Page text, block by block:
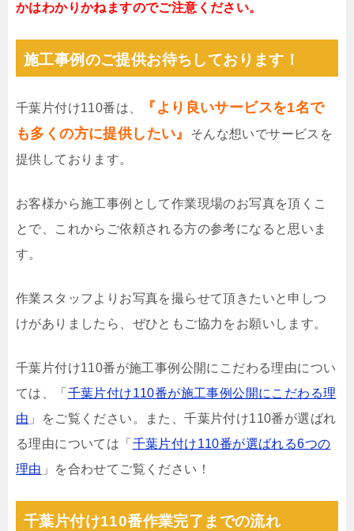
かはわかりかねますのでご注意ください。
施工事例のご提供お待ちしております！
千葉片付け110番は、
『より良いサービスを1名で
も多くの方に提供したい』
そんな想いでサービスを
提供しております。
お客様から施工事例として作業現場のお写真を頂くこ
とで、これからご依頼される方の参考になると思いま
す。
作業スタッフよりお写真を撮らせて頂きたいと申しつ
けがありましたら、ぜひともご協力をお願いします。
千葉片付け110番が施工事例公開にこだわる理由につい
ては、「 千葉片付け110番が施工事例公開にこだわる理
由 」をご覧ください。また、千葉片付け110番が選ばれ
る理由については「 千葉片付け110番が選ばれる6つの
理由 」を合わせてご覧ください！
千葉片付け110番作業完了までの流れ